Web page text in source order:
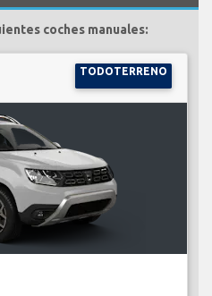
coches manuales:
TODOTERRENO